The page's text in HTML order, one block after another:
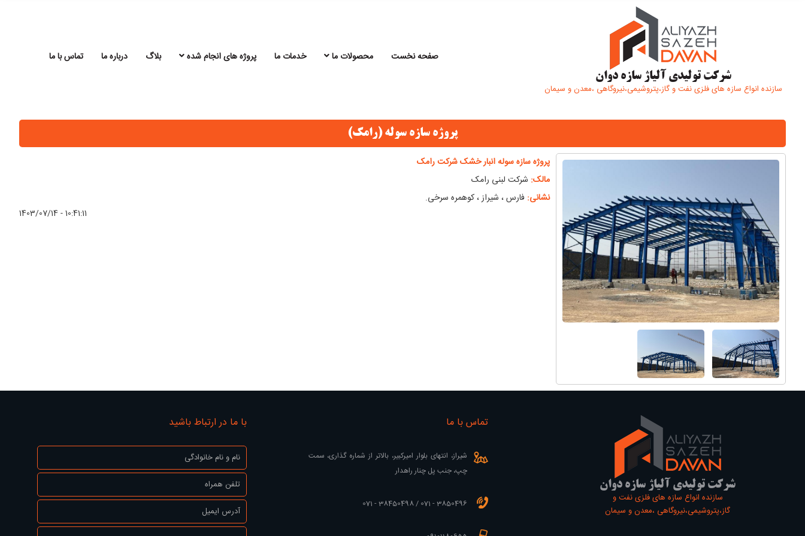
شرکت تولیدی آلیاژ سازه دوان
سازنده انواع سازه های فلزی نفت و گاز،پتروشیمی،نیروگاهی ،معدن و سیمان
صفحه نخست محصولات ما خدمات ما پروژه های انجام شده بلاگ درباره ما تماس با ما
پروژه سازه سوله (رامک)
پروژه سازه سوله انبار خشک شرکت رامک
مالک: شرکت لبنی رامک
نشانی: فارس ، شیراز ، کوهمره سرخی.
1403/07/14 - 10:41:11
شرکت تولیدی آلیاژ سازه دوان
سازنده انواع سازه های فلزی نفت و
گاز،پتروشیمی،نیروگاهی ،معدن و سیمان
تماس با ما
شیراز، انتهای بلوار امیرکبیر، بالاتر از شماره گذاری، سمت
چپ، جنب پل چنار راهدار
3850496 - 071 / 38450498 - 071
با ما در ارتباط باشید